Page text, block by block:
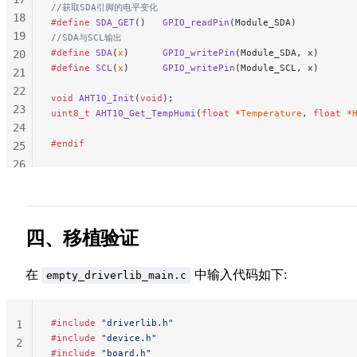
299
300
301
302
303
304
305
306
307
313
316
317
//获取SDA引脚的电平变化
#define SDA_GET() GPIO_readPin (Module_SDA)
//SDA与SCL输出
#define SDA(x ) GPIO_writePin (Module_SDA, x)
#define SCL (x ) GPIO_writePin (Module_SCL, x)
void AHT10_Init (void );
uint8_t AHT10_Get_TempHumi ( float *Temperature , float *
#endif
18
19
20
21
22
23
24
25
26
四、移植验证
在 empty_driverlib_main.c 中输入代码如下:
#include "driverlib.h"
#include "device.h"
#include "board.h"
1
2